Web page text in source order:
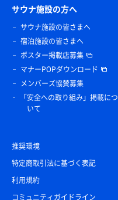
サウナ施設の方へ
サウナ施設の皆さまへ
宿泊施設の皆さまへ
ポスター掲載店募集
マナーPOPダウンロード
メンバーズ協賛募集
「安全への取り組み」掲載につ
いて
推奨環境
特定商取引法に基づく表記
利用規約
コミュニティガイドライン